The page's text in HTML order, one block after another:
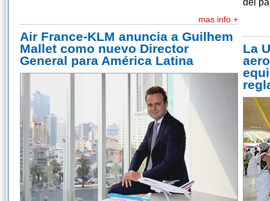
mas info +
Air France-KLM anuncia a Guilhem
Mallet como nuevo Director
General para América Latina
del
La